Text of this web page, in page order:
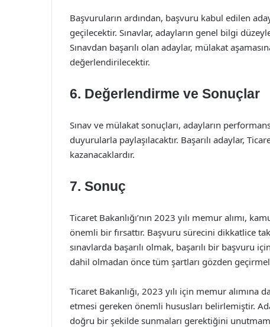
Başvuruların ardından, başvuru kabul edilen
geçilecektir. Sınavlar, adayların genel bilgi
Sınavdan başarılı olan adaylar, mülakat
değerlendirilecektir.
6. Değerlendirme ve Sonuçlar
Sınav ve mülakat sonuçları, adayların
duyurularla paylaşılacaktır. Başarılı adaylar,
kazanacaklardır.
7. Sonuç
Ticaret Bakanlığı’nın 2023 yılı memur alımı,
önemli bir fırsattır. Başvuru sürecini dikkatlice
sınavlarda başarılı olmak, başarılı bir başvuru
dahil olmadan önce tüm şartları gözden
Ticaret Bakanlığı, 2023 yılı için memur alımına
etmesi gereken önemli hususları belirlemiştir.
doğru bir şekilde sunmaları gerektiğini